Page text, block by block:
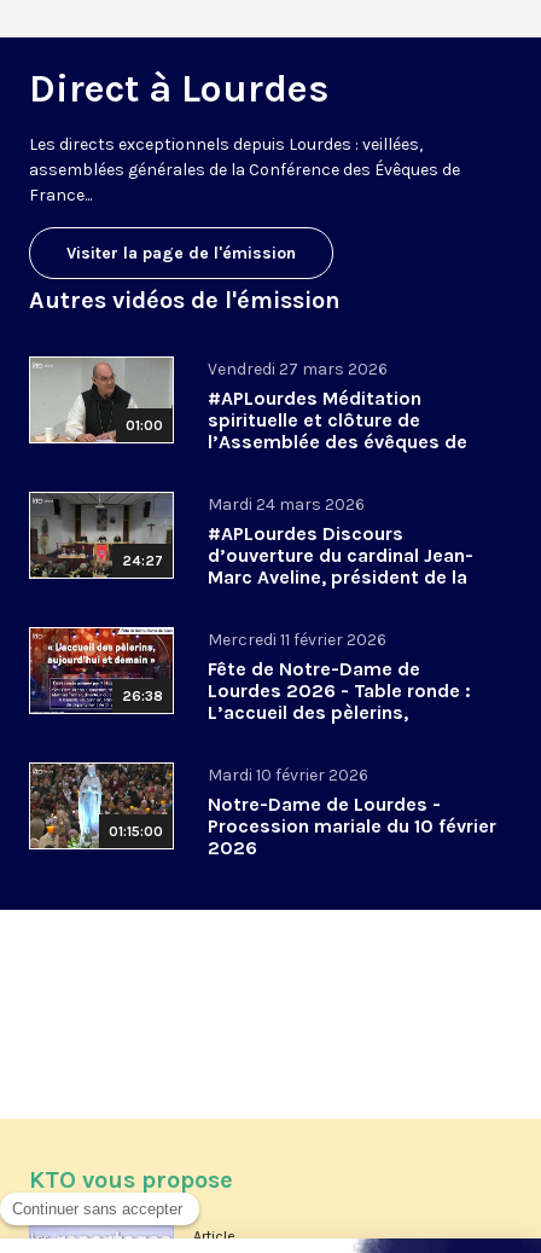
Direct à Lourdes
Les directs exceptionnels depuis Lourdes : veillées,
assemblées générales de la Conférence des Évêques de
France...
Visiter la page de l'émission
Autres vidéos de l'émission
01:00
Vendredi 27 mars 2026
#APLourdes Méditation
spirituelle et clôture de
l’Assemblée des évêques de
24:27
Mardi 24 mars 2026
#APLourdes Discours
d’ouverture du cardinal Jean-
Marc Aveline, président de la
26:38
Mercredi 11 février 2026
Fête de Notre-Dame de
Lourdes 2026 - Table ronde :
L’accueil des pèlerins,
01:15:00
Mardi 10 février 2026
Notre-Dame de Lourdes -
Procession mariale du 10 février
2026
KTO vous propose
Article